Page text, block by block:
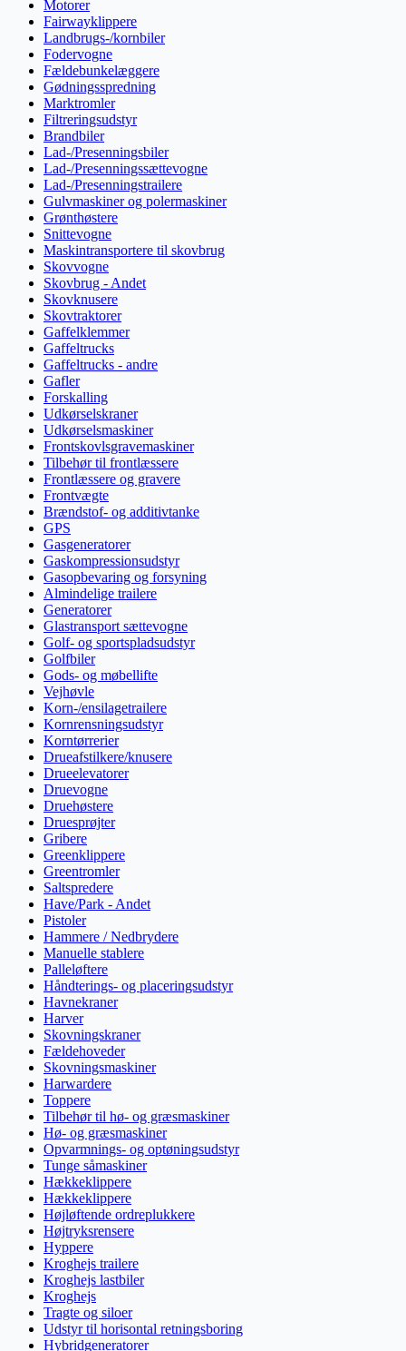
Motorer
Fairwayklippere
Landbrugs-/kornbiler
Fodervogne
Fældebunkelæggere
Gødningsspredning
Marktromler
Filtreringsudstyr
Brandbiler
Lad-/Presenningsbiler
Lad-/Presenningssættevogne
Lad-/Presenningstrailere
Gulvmaskiner og polermaskiner
Grønthøstere
Snittevogne
Maskintransportere til skovbrug
Skovvogne
Skovbrug - Andet
Skovknusere
Skovtraktorer
Gaffelklemmer
Gaffeltrucks
Gaffeltrucks - andre
Gafler
Forskalling
Udkørselskraner
Udkørselsmaskiner
Frontskovlsgravemaskiner
Tilbehør til frontlæssere
Frontlæssere og gravere
Frontvægte
Brændstof- og additivtanke
GPS
Gasgeneratorer
Gaskompressionsudstyr
Gasopbevaring og forsyning
Almindelige trailere
Generatorer
Glastransport sættevogne
Golf- og sportspladsudstyr
Golfbiler
Gods- og møbellifte
Vejhøvle
Korn-/ensilagetrailere
Kornrensningsudstyr
Korntørrerier
Drueafstilkere/knusere
Drueelevatorer
Druevogne
Druehøstere
Druesprøjter
Gribere
Greenklippere
Greentromler
Saltspredere
Have/Park - Andet
Pistoler
Hammere / Nedbrydere
Manuelle stablere
Palleløftere
Håndterings- og placeringsudstyr
Havnekraner
Harver
Skovningskraner
Fældehoveder
Skovningsmaskiner
Harwardere
Toppere
Tilbehør til hø- og græsmaskiner
Hø- og græsmaskiner
Opvarmnings- og optøningsudstyr
Tunge såmaskiner
Hækkeklippere
Hækkeklippere
Højløftende ordreplukkere
Højtryksrensere
Hyppere
Kroghejs trailere
Kroghejs lastbiler
Kroghejs
Tragte og siloer
Udstyr til horisontal retningsboring
Hybridgeneratorer